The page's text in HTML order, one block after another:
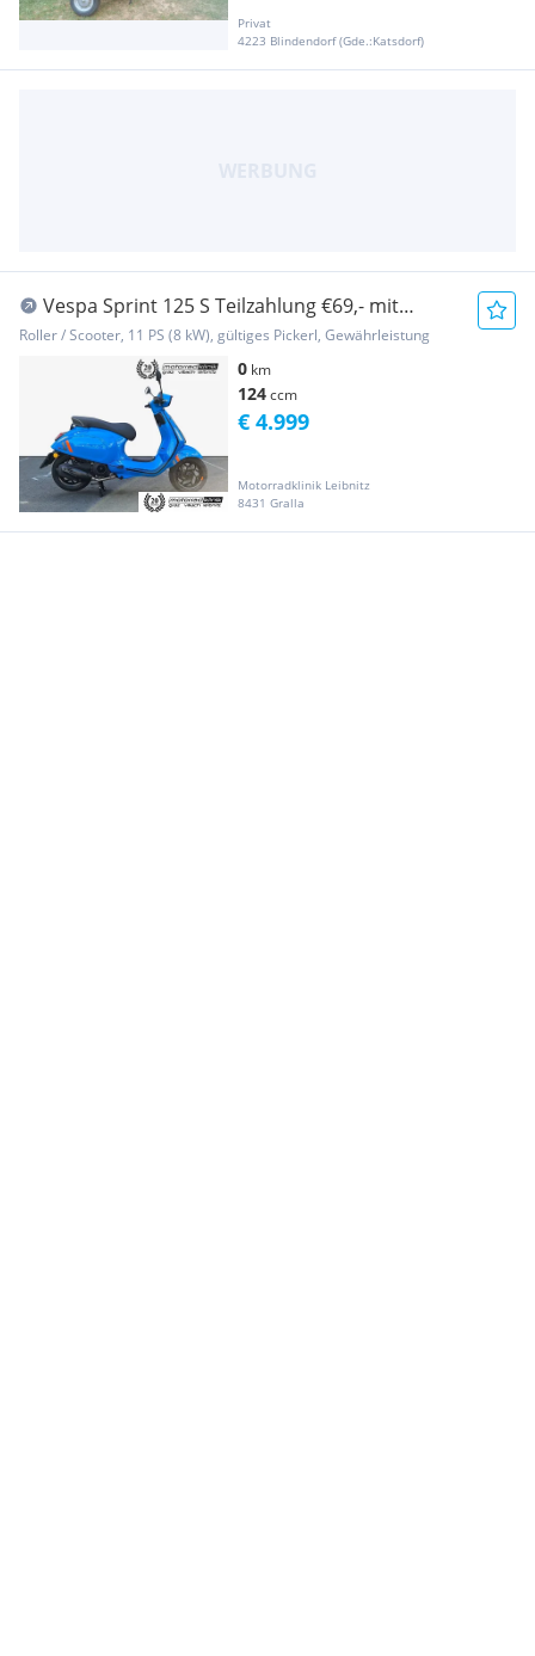
Privat
4223 Blindendorf (Gde.:Katsdorf)
Vespa Sprint 125 S Teilzahlung €69,- mit
Garantie, Mo...
Roller / Scooter, 11 PS (8 kW), gültiges Pickerl, Gewährleistung
0 km
124ccm
Motorradklinik Leibnitz
8431 Gralla
€ 4.999